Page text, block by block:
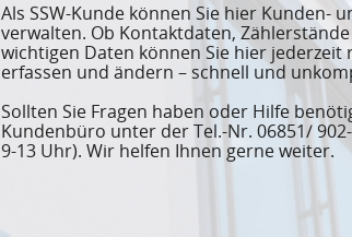
Als SSW-Kunde können Sie hier Kunden-
verwalten. Ob Kontaktdaten,
wichtigen Daten können Sie hier
erfassen und ändern – schnell und
Sollten Sie Fragen haben oder Hilfe
Kundenbüro unter der Tel.-Nr. 06851/
9-13 Uhr). Wir helfen Ihnen gerne weiter.